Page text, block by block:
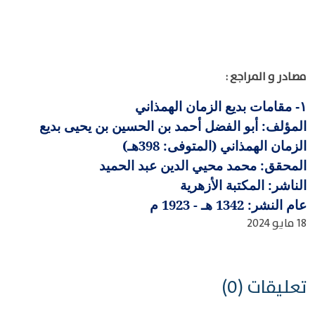
مصادر و المراجع :
١-
مقامات بديع الزمان الهمذاني
المؤلف: أبو الفضل أحمد بن الحسين بن يحيى بديع
الزمان الهمذاني (المتوفى: 398هـ)
المحقق: محمد محيي الدين عبد الحميد
الناشر: المكتبة الأزهرية
عام النشر: 1342 هـ - 1923 م
18 مايو 2024
تعليقات (0)